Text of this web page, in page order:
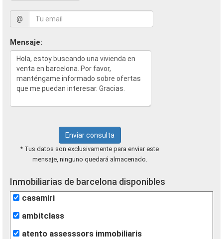
@
Mensaje:
Enviar consulta
* Tus datos son exclusivamente para enviar este
mensaje, ninguno quedará almacenado.
Inmobiliarias de barcelona disponibles
casamiri
ambitclass
atento assesssors immobiliaris